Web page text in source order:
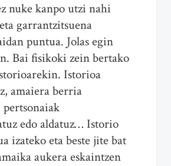
nuke kanpo utzi nahi
garrantzitsuena
puntua. Jolas egin
Bai fisikoki zein bertako
Istorioa
amaiera berria
pertsonaiak
edo aldatuz… Istorio
izateko eta beste jite bat
aukera eskaintzen